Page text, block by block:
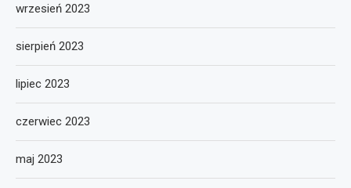
wrzesień 2023
sierpień 2023
lipiec 2023
czerwiec 2023
maj 2023